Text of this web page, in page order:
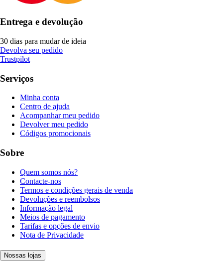
Entrega e devolução
30 dias para mudar de ideia
Devolva seu pedido
Trustpilot
Serviços
Minha conta
Centro de ajuda
Acompanhar meu pedido
Devolver meu pedido
Códigos promocionais
Sobre
Quem somos nós?
Contacte-nos
Termos e condições gerais de venda
Devoluções e reembolsos
Informação legal
Meios de pagamento
Tarifas e opções de envio
Nota de Privacidade
Nossas lojas